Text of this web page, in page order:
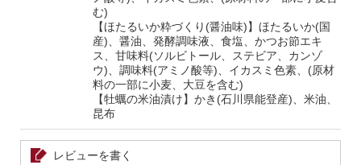
む)
【ほたるいか粋づくり(醤油味)】ほたるいか(国
産)、醤油、発酵調味液、食塩、かつお節エキ
ス、甘味料(ソルビトール、ステビア、カンゾ
ウ)、調味料(アミノ酸等)、イカスミ色素、(原材
料の一部に小麦、大豆を含む)
【牡蠣の米油漬け】かき(石川県能登産)、米油、
昆布
レビューを書く